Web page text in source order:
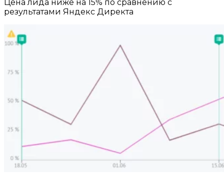
Цена лида ниже на 15% по сравнению с
результатами Яндекс Директа